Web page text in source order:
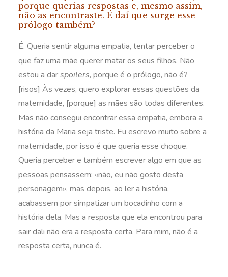
porque querias respostas e, mesmo assim,
não as encontraste. É daí que surge esse
prólogo também?
É. Queria sentir alguma empatia, tentar perceber o
que faz uma mãe querer matar os seus filhos. Não
estou a darspoilers, porque é o prólogo, não é?
[risos] Às vezes, quero explorar essas questões da
maternidade, [porque] as mães são todas diferentes.
Mas não consegui encontrar essa empatia, embora a
história da Maria seja triste. Eu escrevo muito sobre a
maternidade, por isso é que queria esse choque.
Queria perceber e também escrever algo em que as
pessoas pensassem: «não, eu não gosto desta
personagem», mas depois, ao ler a história,
acabassem por simpatizar um bocadinho com a
história dela. Mas a resposta que ela encontrou para
sair dali não era a resposta certa. Para mim, não é a
resposta certa, nunca é.